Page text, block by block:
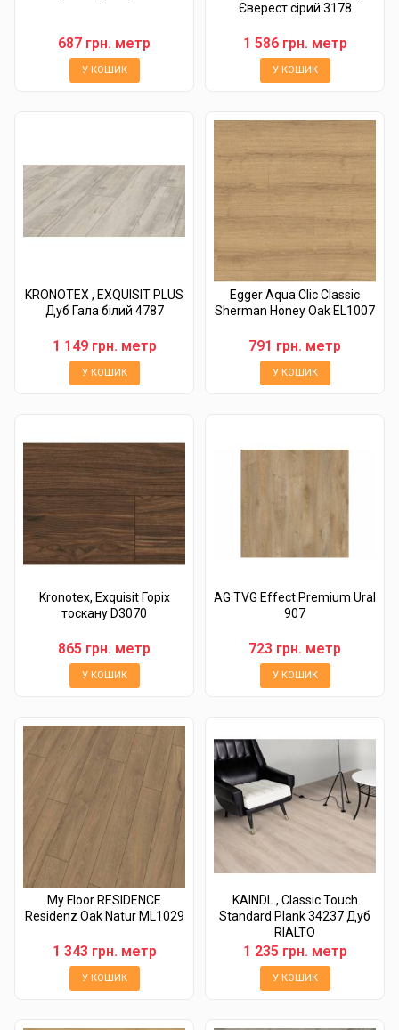
687 грн. метр
У КОШИК
Єверест сірий 3178
1 586 грн. метр
У КОШИК
KRONOTEX , EXQUISIT PLUS
Дуб Гала білий 4787
1 149 грн. метр
У КОШИК
Egger Aqua Clic Classic
Sherman Honey Oak EL1007
791 грн. метр
У КОШИК
Kronotex, Exquisit Горіх
тоскану D3070
865 грн. метр
У КОШИК
AG TVG Effect Premium Ural
907
723 грн. метр
У КОШИК
My Floor RESIDENCE
Residenz Oak Natur ML1029
1 343 грн. метр
У КОШИК
KAINDL , Classic Touch
Standard Plank 34237 Дуб
RIALTO
1 235 грн. метр
У КОШИК